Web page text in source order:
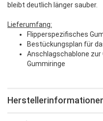
bleibt deutlich länger sauber.
Lieferumfang:
Flipperspezifisches
Bestückungsplan für
Anschlagschablone
Gummiringe